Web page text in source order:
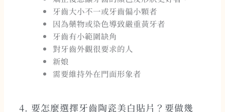
牙齒大小不一或牙齒偏小顆者
因為藥物或染色導致嚴重黃牙者
牙齒有小範圍缺角
對牙齒外觀很要求的人
新娘
需要維持外在門面形象者
4. 要怎麼選擇牙齒陶瓷美白貼片？要做幾